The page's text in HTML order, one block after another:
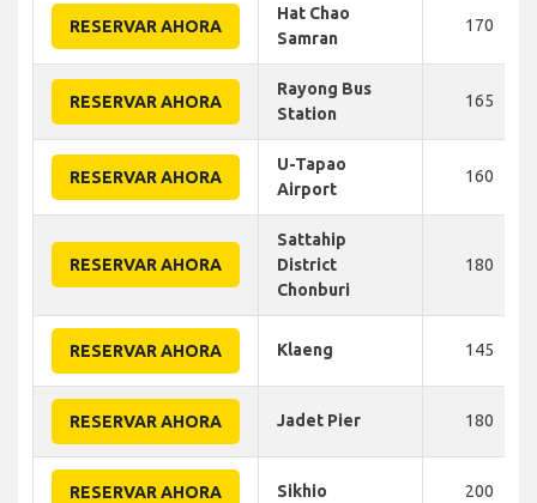
RESERVAR AHORA
Hat Chao
Samran
170
RESERVAR AHORA
Rayong Bus
Station
165
RESERVAR AHORA
U-Tapao
Airport
160
RESERVAR AHORA
Sattahip
District
Chonburi
180
RESERVAR AHORA Klaeng 145
RESERVAR AHORA Jadet Pier 180
RESERVAR AHORA Sikhio 200